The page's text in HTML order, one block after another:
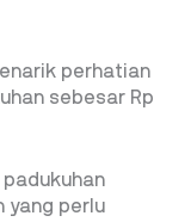
perhatian
sebesar Rp
yang perlu